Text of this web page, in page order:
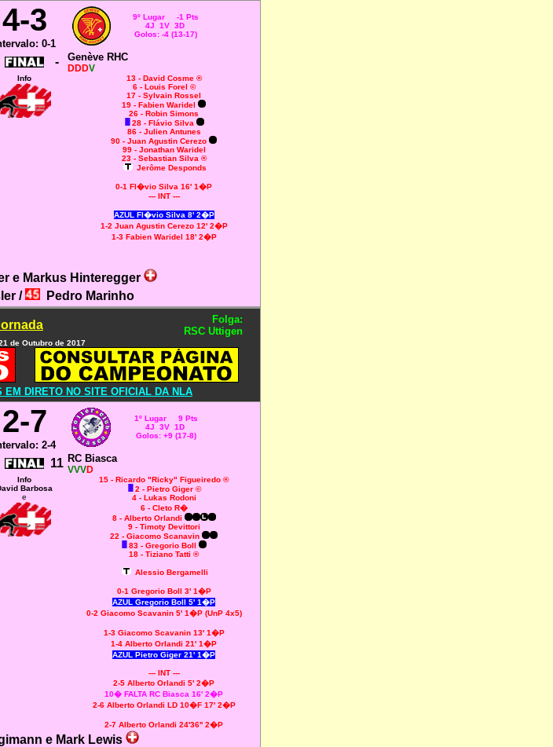
4-3
0-1
9º Lugar -1 Pts
4J 1V 3D
Golos: -4 (13-17)
- Genève RHC
DDDV
Info
13 - David Cosme ®
6 - Louis Forel ©
17 - Sylvain Rossel
19 - Fabien Waridel
26 - Robin Simons
28 - Flávio Silva
86 - Julien Antunes
90 - Juan Agustin Cerezo
99 - Jonathan Waridel
23 - Sebastian Silva ®
Jerôme Desponds
0-1 Fl�vio Silva 16' 1�P
--- INT ---
AZUL Fl�vio Silva 8' 2�P
1-2 Juan Agustin Cerezo 12' 2�P
1-3 Fabien Waridel 18' 2�P
e Markus Hinteregger
/
Pedro Marinho
Folga:
RSC Uttigen
de Outubro de 2017
EM DIRETO NO SITE OFICIAL DA NLA
2-7
2-4
1º Lugar 9 Pts
4J 3V 1D
Golos: +9 (17-8)
11 RC Biasca
VVVD
Info
Barbosa
e
15 - Ricardo "Ricky" Figueiredo ®
2 - Pietro Giger ©
4 - Lukas Rodoni
6 - Cleto R�
8 - Alberto Orlandi
9 - Timoty Devittori
22 - Giacomo Scanavin
83 - Gregorio Boll
18 - Tiziano Tatti ®
Alessio Bergamelli
0-1 Gregorio Boll 3' 1�P
AZUL Gregorio Boll 5' 1�P
0-2 Giacomo Scavanin 5' 1�P (UnP 4x5)
1-3 Giacomo Scavanin 13' 1�P
1-4 Alberto Orlandi 21' 1�P
AZUL Pietro Giger 21' 1�P
--- INT ---
2-5 Alberto Orlandi 5' 2�P
10� FALTA RC Biasca 16' 2�P
2-6 Alberto Orlandi LD 10�F 17' 2�P
2-7 Alberto Orlandi 24'36'' 2�P
e Mark Lewis